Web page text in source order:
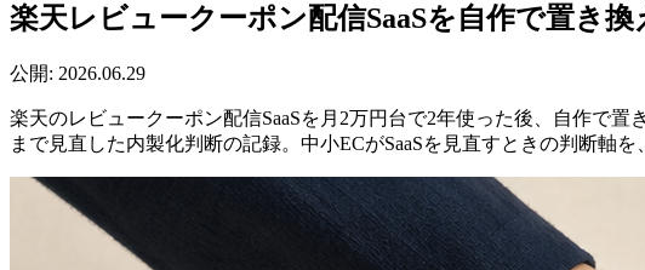
楽天レビュークーポン配信SaaSを自作で置き
公開: 2026.06.29
楽天のレビュークーポン配信SaaSを月2万円台で2年使った後、自作で
まで見直した内製化判断の記録。中小ECがSaaSを見直すときの判断軸を